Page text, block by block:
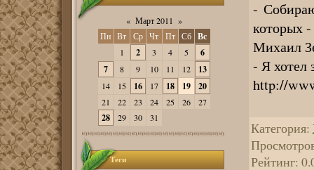
« Март 2011 »
Пн Вт Ср Чт Пт Сб Вс
1 2 3 4 5
6
7
8 9 10 11 12 13
14 15 16 17 18 19 20
21 22 23 24 25 26 27
28 29 30 31
Теги
-
которых
Михаил
- Я хотел
http://
Категория:
Рейтинг: